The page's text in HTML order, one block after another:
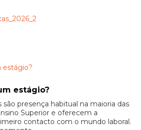
estágio?
são presença habitual na maioria das
Superior e oferecem a
contacto com o mundo laboral.